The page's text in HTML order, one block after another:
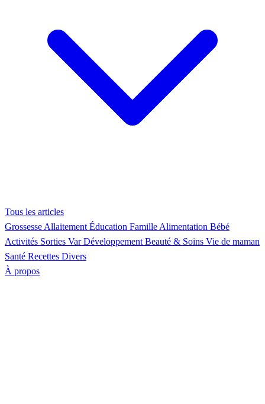
Tous les articles
Grossesse Allaitement Éducation Famille Alimentation Bébé
Activités Sorties Var Développement Beauté & Soins Vie de maman
Santé Recettes Divers
À propos